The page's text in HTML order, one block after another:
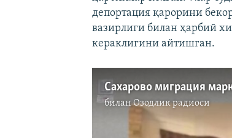
депортация қарорини
вазирлиги билан ҳарбий
кераклигини айтишган.
Сахарово миграция
биланОзодлик радиоси